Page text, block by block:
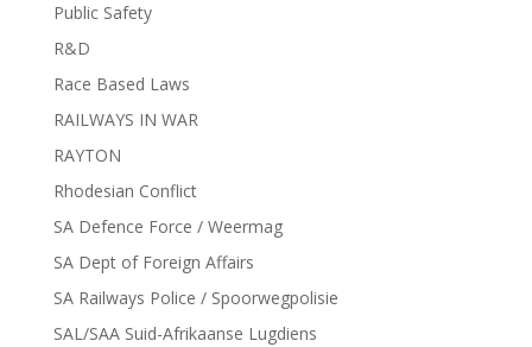
Public Safety
R&D
Race Based Laws
RAILWAYS IN WAR
RAYTON
Rhodesian Conflict
SA Defence Force / Weermag
SA Dept of Foreign Affairs
SA Railways Police / Spoorwegpolisie
SAL/SAA Suid-Afrikaanse Lugdiens